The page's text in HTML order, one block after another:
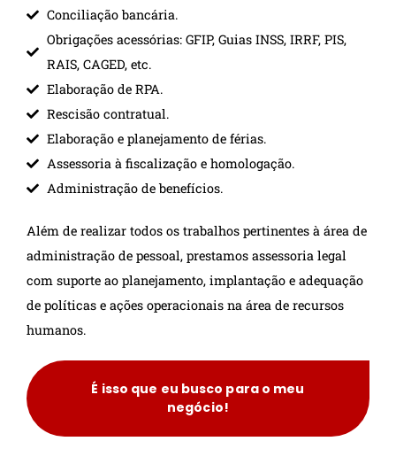
Conciliação bancária.
Obrigações acessórias: GFIP, Guias INSS, IRRF, PIS,
RAIS, CAGED, etc.
Elaboração de RPA.
Rescisão contratual.
Elaboração e planejamento de férias.
Assessoria à fiscalização e homologação.
Administração de benefícios.
Além de realizar todos os trabalhos pertinentes à área de
administração de pessoal, prestamos assessoria legal
com suporte ao planejamento, implantação e adequação
de políticas e ações operacionais na área de recursos
humanos.
É isso que eu busco para o meu
negócio!